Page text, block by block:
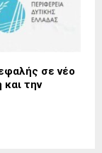
σε νέο
και την